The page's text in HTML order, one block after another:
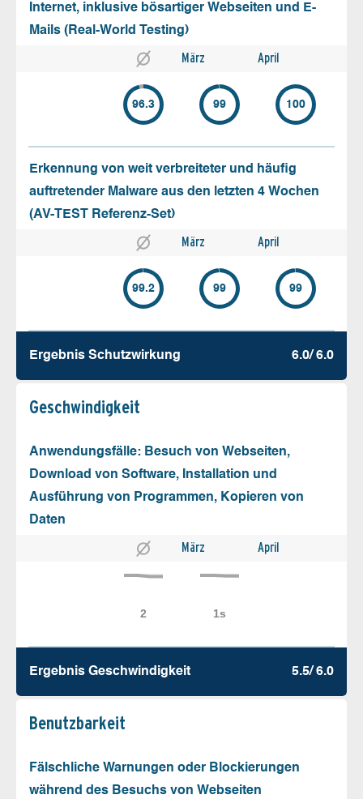
Internet, inklusive bösartiger Webseiten und E-
Mails (Real-World Testing)
März April
96.3 99 100
Erkennung von weit verbreiteter und häufig
auftretender Malware aus den letzten 4 Wochen
(AV-TEST Referenz-Set)
März April
99.2 99 99
Ergebnis Schutz­wirkung 6.0/ 6.0
Geschw­indigkeit
Anwendungsfälle: Besuch von Webseiten,
Download von Software, Installation und
Ausführung von Programmen, Kopieren von
Daten
März April
Ergebnis Geschw­indigkeit 5.5/ 6.0
Benutz­barkeit
Fälschliche Warnungen oder Blockierungen
während des Besuchs von Webseiten